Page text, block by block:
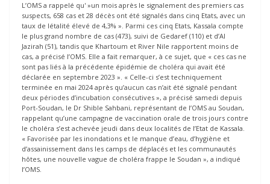
L’OMS a rappelé qu' »un mois après le signalement des premiers cas
suspects, 658 cas et 28 décès ont été signalés dans cinq Etats, avec un
taux de létalité élevé de 4,3% ». Parmi ces cinq Etats, Kassala compte
le plus grand nombre de cas (473), suivi de Gedaref (110) et d’Al
Jazirah (51), tandis que Khartoum et River Nile rapportent moins de
cas, a précisé l’OMS. Elle a fait remarquer, à ce sujet, que « ces cas ne
sont pas liés à la précédente épidémie de choléra qui avait été
déclarée en septembre 2023 ». « Celle-ci s’est techniquement
terminée en mai 2024 après qu’aucun cas n’ait été signalé pendant
deux périodes d’incubation consécutives », a précisé samedi depuis
Port-Soudan, le Dr Shible Sahbani, représentant de l’OMS au Soudan,
rappelant qu’une campagne de vaccination orale de trois jours contre
le choléra s’est achevée jeudi dans deux localités de l’Etat de Kassala.
« Favorisée par les inondations et le manque d’eau, d’hygiène et
d’assainissement dans les camps de déplacés et les communautés
hôtes, une nouvelle vague de choléra frappe le Soudan », a indiqué
l’OMS.